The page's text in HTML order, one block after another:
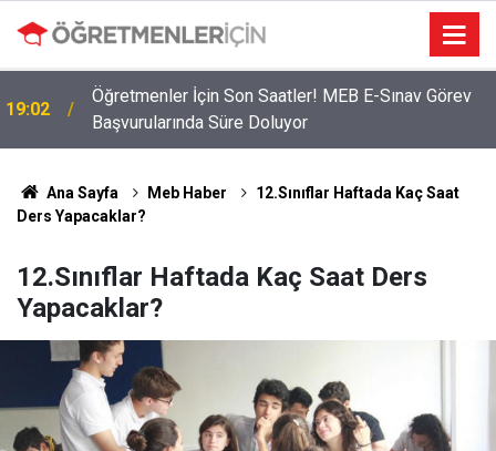
09:01
2026 Atama Sinyali Verildi: İşte MEB’in En Çok
Öğretmen Aradığı 15 Branş!
Ana Sayfa Meb Haber
12.Sınıflar Haftada Kaç Saat
Ders Yapacaklar?
12.Sınıflar Haftada Kaç Saat Ders
Yapacaklar?